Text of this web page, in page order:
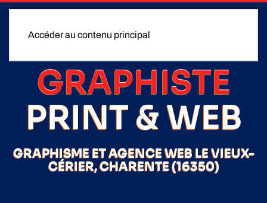
Accéder au contenu principal
GRAPHISTE
PRINT & WEB
GRAPHISME ET AGENCE WEB LE VIEUX-
CÉRIER, CHARENTE (16350)